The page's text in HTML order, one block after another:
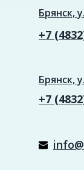
+7
Брянск,
+7
Брянск,